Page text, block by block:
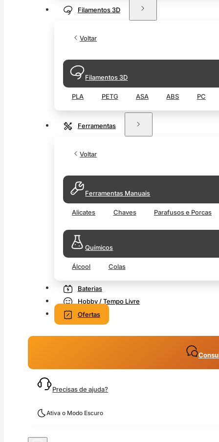
Filamentos 3D
Voltar
Filamentos 3D
PLA PETG ASA ABS PC
Ferramentas
Voltar
Ferramentas Manuais
Alicates Chaves Parafusos e Porcas
Químicos
Álcool Colas
Baterias
Hobby / Tempo Livre
Ofertas
Precisas de ajuda?
Ativa o Modo Escuro